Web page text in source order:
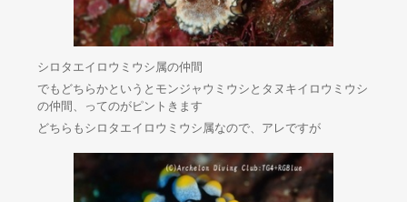
シロタエイロウミウシ属の仲間
でもどちらかというとモンジャウミウシとタヌキイロウミウシ
の仲間、ってのがピントきます
どちらもシロタエイロウミウシ属なので、アレですが